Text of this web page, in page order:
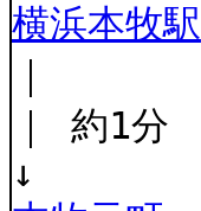
横浜本牧駅
｜ 約1分
↓